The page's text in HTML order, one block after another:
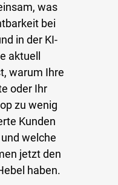
was
bei
in der KI-
aktuell
warum Ihre
oder Ihr
zu wenig
Kunden
welche
jetzt den
haben.